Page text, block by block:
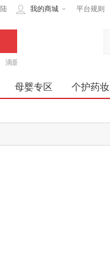
平台规则
我的商城
滴眼液
母婴专区 个护药妆